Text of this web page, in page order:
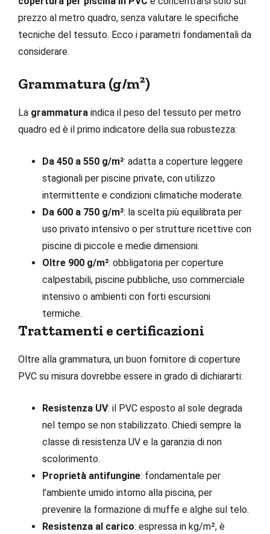
prezzo al metro quadro, senza valutare le specifiche
tecniche del tessuto. Ecco i parametri fondamentali da
considerare.
Grammatura (g/m²)
La grammatura indica il peso del tessuto per metro
quadro ed è il primo indicatore della sua robustezza:
Da 450 a 550 g/m²: adatta a coperture leggere
stagionali per piscine private, con utilizzo
intermittente e condizioni climatiche moderate.
Da 600 a 750 g/m²: la scelta più equilibrata per
uso privato intensivo o per strutture ricettive con
piscine di piccole e medie dimensioni.
Oltre 900 g/m²: obbligatoria per coperture
calpestabili, piscine pubbliche, uso commerciale
intensivo o ambienti con forti escursioni
termiche.
Trattamenti e certificazioni
Oltre alla grammatura, un buon fornitore di coperture
PVC su misura dovrebbe essere in grado di dichiararti:
Resistenza UV: il PVC esposto al sole degrada
nel tempo se non stabilizzato. Chiedi sempre la
classe di resistenza UV e la garanzia di non
scolorimento.
Proprietà antifungine: fondamentale per
l’ambiente umido intorno alla piscina, per
prevenire la formazione di muffe e alghe sul telo.
Resistenza al carico: espressa in kg/m², è